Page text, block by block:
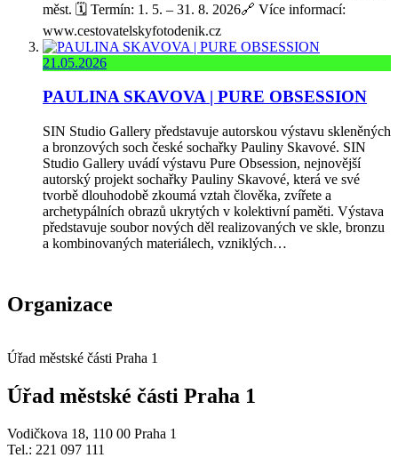
měst. 🗓️ Termín: 1. 5. – 31. 8. 2026🔗 Více informací:
www.cestovatelskyfotodenik.cz
21.05.2026
PAULINA SKAVOVA | PURE OBSESSION
SIN Studio Gallery představuje autorskou výstavu skleněných
a bronzových soch české sochařky Pauliny Skavové. SIN
Studio Gallery uvádí výstavu Pure Obsession, nejnovější
autorský projekt sochařky Pauliny Skavové, která ve své
tvorbě dlouhodobě zkoumá vztah člověka, zvířete a
archetypálních obrazů ukrytých v kolektivní paměti. Výstava
představuje soubor nových děl realizovaných ve skle, bronzu
a kombinovaných materiálech, vzniklých…
Organizace
Úřad městské části Praha 1
Úřad městské části Praha 1
Vodičkova 18, 110 00 Praha 1
Tel.: 221 097 111